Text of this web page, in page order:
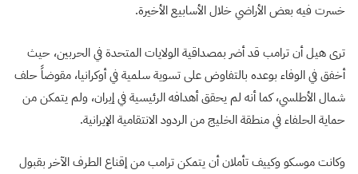
خسرت فيه بعض الأراضي خلال الأسابيع الأخيرة.
ترى هيل أن ترامب قد أضر بمصداقية الولايات المتحدة في الحربين، حيث
أخفق في الوفاء بوعده بالتفاوض على تسوية سلمية في أوكرانيا، مقوضاً حلف
شمال الأطلسي، كما أنه لم يحقق أهدافه الرئيسية في إيران، ولم يتمكن من
حماية الحلفاء في منطقة الخليج من الردود الانتقامية الإيرانية.
وكانت موسكو وكييف تأملان أن يتمكن ترامب من إقناع الطرف الآخر بقبول